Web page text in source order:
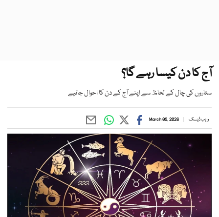
آج کا دن کیسا رہے گا؟
ستاروں کی چال کے لحاظ سے اپنے آج کے دن کا احوال جانیے
ویب ڈیسک March 09, 2026